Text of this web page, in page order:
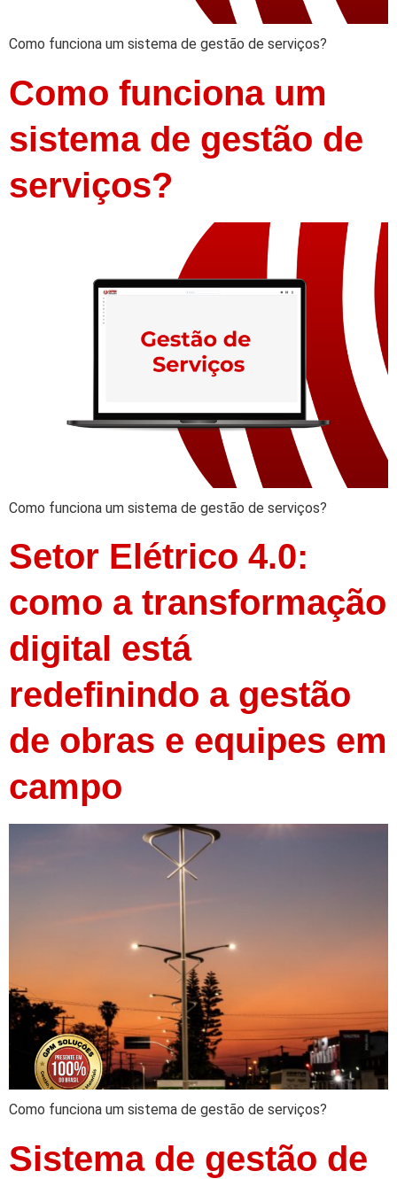
Como funciona um sistema de gestão de serviços?
Como funciona um
sistema de gestão de
serviços?
Como funciona um sistema de gestão de serviços?
Setor Elétrico 4.0:
como a transformação
digital está
redefinindo a gestão
de obras e equipes em
campo
Como funciona um sistema de gestão de serviços?
Sistema de gestão de